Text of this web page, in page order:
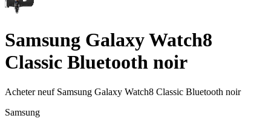
Samsung Galaxy Watch8
Classic Bluetooth noir
Acheter neuf Samsung Galaxy Watch8 Classic Bluetooth noir
Samsung